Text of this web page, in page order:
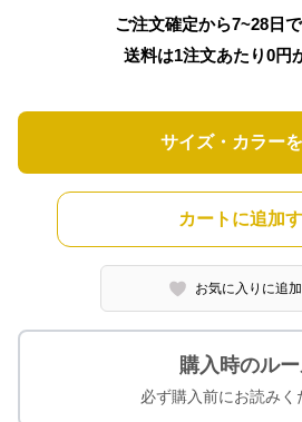
ご注文確定から7~28日
送料は1注文あたり0円
サイズ・カラー
カートに追加
お気に入りに追
購入時のル
必ず購入前にお読みく